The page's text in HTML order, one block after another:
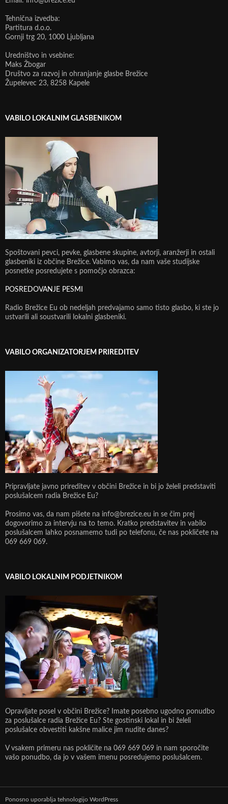
Tehnična izvedba:
Partitura d.o.o.
Gornji trg 20, 1000 Ljubljana
Uredništvo in vsebine:
Maks Žbogar
Društvo za razvoj in ohranjanje glasbe Brežice
Župelevec 23, 8258 Kapele
VABILO LOKALNIM GLASBENIKOM
Spoštovani pevci, pevke, glasbene skupine, avtorji, aranžerji in ostali
glasbeniki iz občine Brežice. Vabimo vas, da nam vaše studijske
posnetke posredujete s pomočjo obrazca:
POSREDOVANJE PESMI
Radio Brežice Eu ob nedeljah predvajamo samo tisto glasbo, ki ste jo
ustvarili ali soustvarili lokalni glasbeniki.
VABILO ORGANIZATORJEM PRIREDITEV
Pripravljate javno prireditev v občini Brežice in bi jo želeli predstaviti
poslušalcem radia Brežice Eu?
Prosimo vas, da nam pišete na info@brezice.eu in se čim prej
dogovorimo za intervju na to temo. Kratko predstavitev in vabilo
poslušalcem lahko posnamemo tudi po telefonu, če nas pokličete na
069 669 069.
VABILO LOKALNIM PODJETNIKOM
Opravljate posel v občini Brežice? Imate posebno ugodno ponudbo
za poslušalce radia Brežice Eu? Ste gostinski lokal in bi želeli
poslušalce obvestiti kakšne malice jim nudite danes?
V vsakem primeru nas pokličite na 069 669 069 in nam sporočite
vašo ponudbo, da jo v vašem imenu posredujemo poslušalcem.
Ponosno uporablja tehnologijo WordPress